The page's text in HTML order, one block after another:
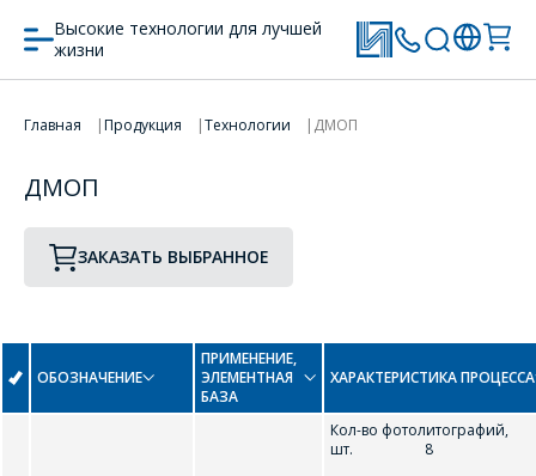
Высокие технологии для лучшей
жизни
Главная Продукция Технологии ДМОП
ДМОП
ЗАКАЗАТЬ ВЫБРАННОЕ
ПЕРЕЙТИ В КОРЗИНУ
ПРОДОЛЖИТЬ ПОКУПКИ
ОБОЗНАЧЕНИЕ
ПРИМЕНЕНИЕ,
ЭЛЕМЕНТНАЯ
БАЗА
ХАРАКТЕРИСТИКА ПРОЦЕССА
Кол-во фотолитографий,
шт. 8